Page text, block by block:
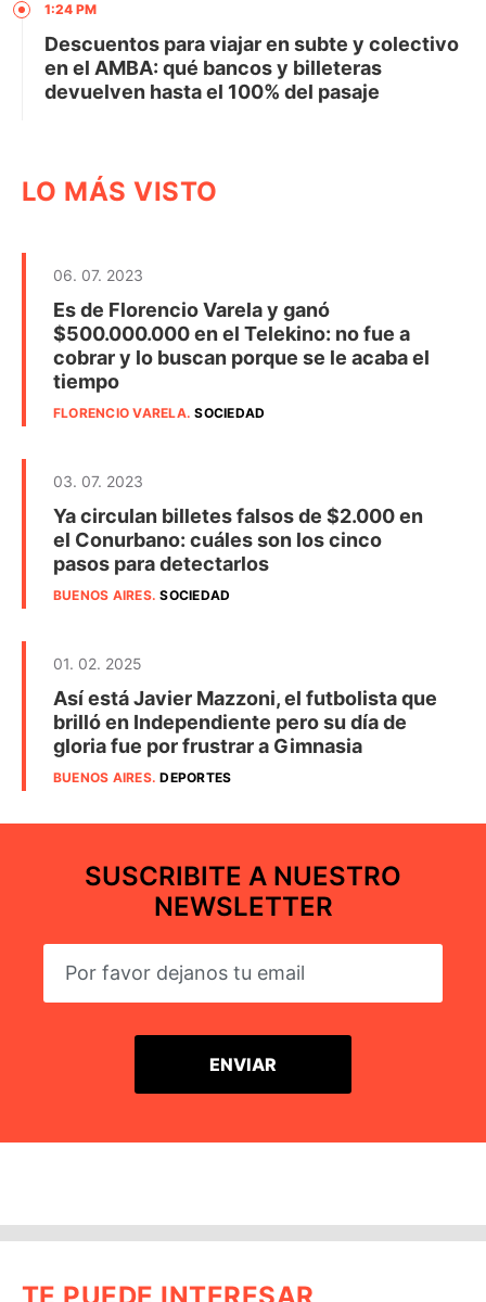
1:24 PM
Descuentos para viajar en subte y colectivo
en el AMBA: qué bancos y billeteras
devuelven hasta el 100% del pasaje
LO MÁS VISTO
06. 07. 2023
Es de Florencio Varela y ganó
$500.000.000 en el Telekino: no fue a
cobrar y lo buscan porque se le acaba el
tiempo
FLORENCIO VARELA.SOCIEDAD
03. 07. 2023
Ya circulan billetes falsos de $2.000 en
el Conurbano: cuáles son los cinco
pasos para detectarlos
BUENOS AIRES.SOCIEDAD
01. 02. 2025
Así está Javier Mazzoni, el futbolista que
brilló en Independiente pero su día de
gloria fue por frustrar a Gimnasia
BUENOS AIRES.DEPORTES
SUSCRIBITE A NUESTRO
NEWSLETTER